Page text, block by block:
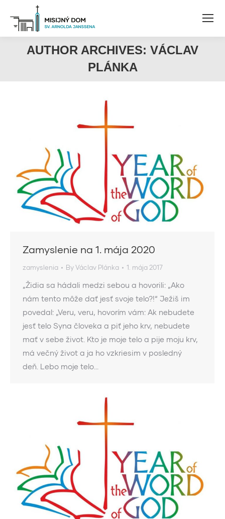
AUTHOR ARCHIVES: VÁCLAV
PLÁNKA
Zamyslenie na 1. mája 2020
zamyslenia ByVáclav Plánka 1. mája 2017
„Židia sa hádali medzi sebou a hovorili: „Ako
nám tento môže dať jesť svoje telo?!“ Ježiš im
povedal: „Veru, veru, hovorím vám: Ak nebudete
jesť telo Syna človeka a piť jeho krv, nebudete
mať v sebe život. Kto je moje telo a pije moju krv,
má večný život a ja ho vzkriesim v posledný
deň. Lebo moje telo…